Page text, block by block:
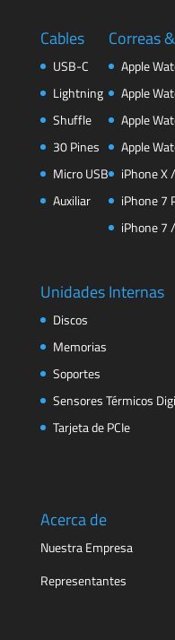
Cables
USB-C
Lightning
Shuffle
30 Pines
Micro USB
Auxiliar
Correas
Apple
Apple
Apple
Apple
iPhone X
iPhone 7
iPhone 7
Unidades Internas
Discos
Memorias
Soportes
Sensores Térmicos
Tarjeta de PCIe
Acerca de
Nuestra Empresa
Representantes